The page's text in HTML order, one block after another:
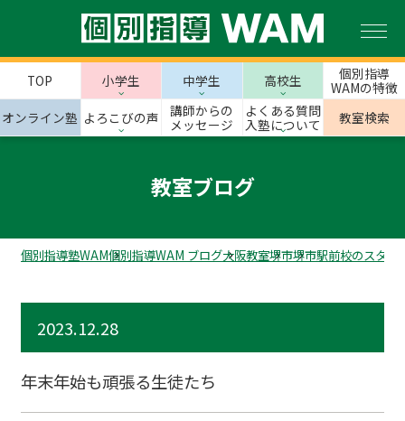
TOP 小学生 中学生 高校生
個別指導
WAMの特徴
オンライン塾 よろこびの声
講師からの
メッセージ
よくある質問
入塾について
教室検索
教室ブログ
個別指導塾WAM個別指導WAM ブログ大阪教室堺市堺市駅前校のスタッ
2023.12.28
年末年始も頑張る生徒たち